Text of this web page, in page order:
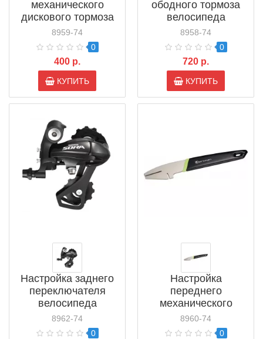
механического
дискового тормоза
велосипеда
8959-74
0
400 р.
КУПИТЬ
ободного тормоза
велосипеда
8958-74
0
720 р.
КУПИТЬ
Настройка заднего
переключателя
велосипеда
8962-74
0
Настройка
переднего
механического
дискового тормоза
велосипеда
8960-74
0